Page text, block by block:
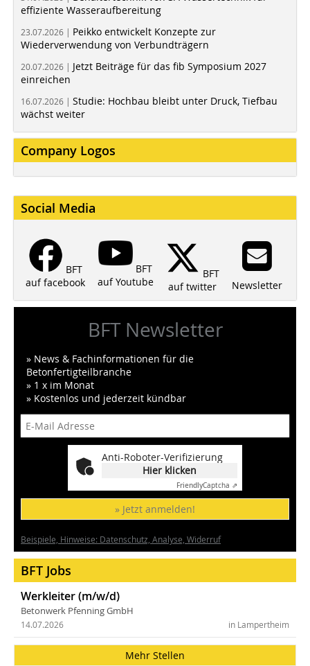
effiziente Wasseraufbereitung
23.07.2026 | Peikko entwickelt Konzepte zur
Wiederverwendung von Verbundträgern
20.07.2026 | Jetzt Beiträge für das fib Symposium 2027
einreichen
16.07.2026 | Studie: Hochbau bleibt unter Druck, Tiefbau
wächst weiter
Company Logos
Social Media
BFT
auf facebook
BFT
auf Youtube
BFT
auf twitter
Newsletter
BFT Newsletter
» News & Fachinformationen für die
Betonfertigteilbranche
» 1 x im Monat
» Kostenlos und jederzeit kündbar
Anti-Roboter-Verifizierung
Hier klicken
FriendlyCaptcha ⇗
» Jetzt anmelden!
Beispiele, Hinweise: Datenschutz, Analyse, Widerruf
BFT Jobs
Werkleiter (m/w/d)
Betonwerk Pfenning GmbH
in Lampertheim
14.07.2026
Mehr Stellen